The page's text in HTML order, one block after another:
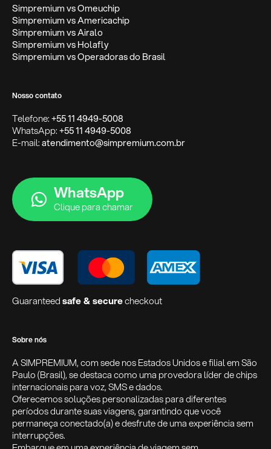
Simpremium vs Omeuchip
Simpremium vs Americachip
Simpremium vs Airalo
Simpremium vs Holafly
Simpremium vs Operadoras do Brasil
Nosso contato
Telefone:+55 11 4949-5008
WhatsApp:+55 11 4949-5008
E-mail:atendimento@simpremium.com.br
WhatsApp
Clique para chamar
Guaranteedsafe & securecheckout
Sobre nós
A SIMPREMIUM, com sede nos Estados Unidos e filial em São
Paulo (Brasil), se destaca como uma provedora líder de chips
internacionais para voz, SMS e dados.
Oferecemos soluções personalizadas para diferentes
períodos durante suas viagens, garantindo que você
permaneça conectado(a) e desfrute de uma experiência sem
interrupções.